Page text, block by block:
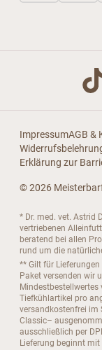
ImpressumAGB &
Erklärung zur
© 2026
* Dr. med. vet. Astrid
vertriebenen
beratend bei allen
rund um die
** Gilt für
Paket versenden wir
Tiefkühlartikel pro
versandkostenfrei im
Classic–
ausschließlich per
Lieferung beginnt